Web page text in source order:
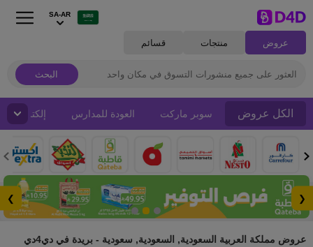
عروض منتجات قسائم
البحث
SA-AR
الكل عروض سوبر ماركت العودة للمدارس إلكترونيات
❮
❯
عروض مملكة العربية السعودية, السعودية, سعودية - بريدة في دي4دي